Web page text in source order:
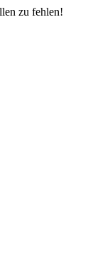
zu fehlen!